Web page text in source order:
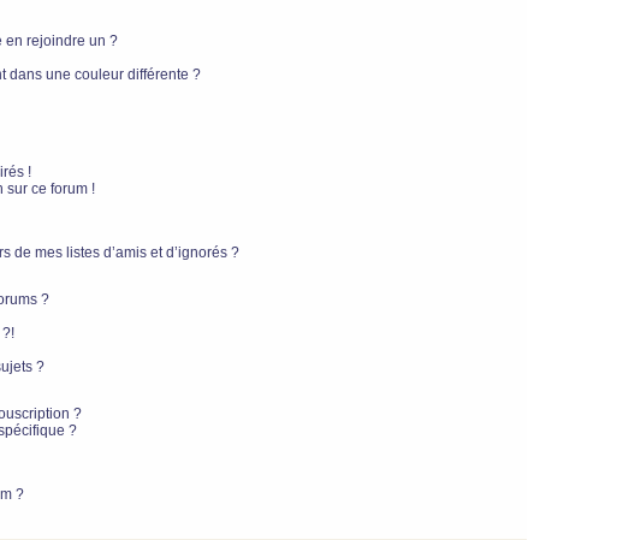
en rejoindre un ?
dans une couleur différente ?
!
sur ce forum !
de mes listes d’amis et d’ignorés ?
?
?
?
?
?